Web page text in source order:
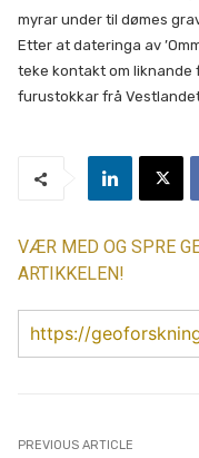
myrar under til dømes
Etter at dateringa av
teke kontakt om liknande
furustokkar frå
VÆR MED OG SPRE
ARTIKKELEN!
https://
PREVIOUS ARTICLE